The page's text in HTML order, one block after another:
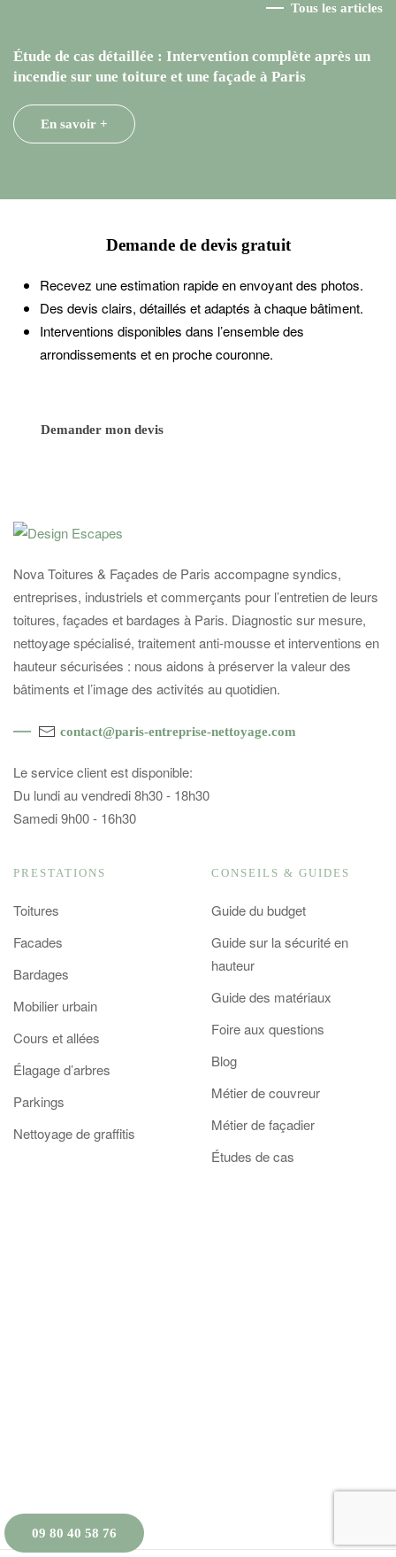
09 80 40 58 76
Tous les articles
Étude de cas détaillée : Intervention complète après un
incendie sur une toiture et une façade à Paris
En savoir +
Demande de devis gratuit
Recevez une estimation rapide en envoyant des photos.
Des devis clairs, détaillés et adaptés à chaque bâtiment.
Interventions disponibles dans l’ensemble des
arrondissements et en proche couronne.
Demander mon devis
Nova Toitures & Façades de Paris accompagne syndics,
entreprises, industriels et commerçants pour l’entretien de leurs
toitures, façades et bardages à Paris. Diagnostic sur mesure,
nettoyage spécialisé, traitement anti-mousse et interventions en
hauteur sécurisées : nous aidons à préserver la valeur des
bâtiments et l’image des activités au quotidien.
contact@paris-entreprise-nettoyage.com
Le service client est disponible:
Du lundi au vendredi 8h30 - 18h30
Samedi 9h00 - 16h30
PRESTATIONS
Toitures
Facades
Bardages
Mobilier urbain
Cours et allées
Élagage d’arbres
Parkings
Nettoyage de graffitis
CONSEILS & GUIDES
Guide du budget
Guide sur la sécurité en
hauteur
Guide des matériaux
Foire aux questions
Blog
Métier de couvreur
Métier de façadier
Études de cas